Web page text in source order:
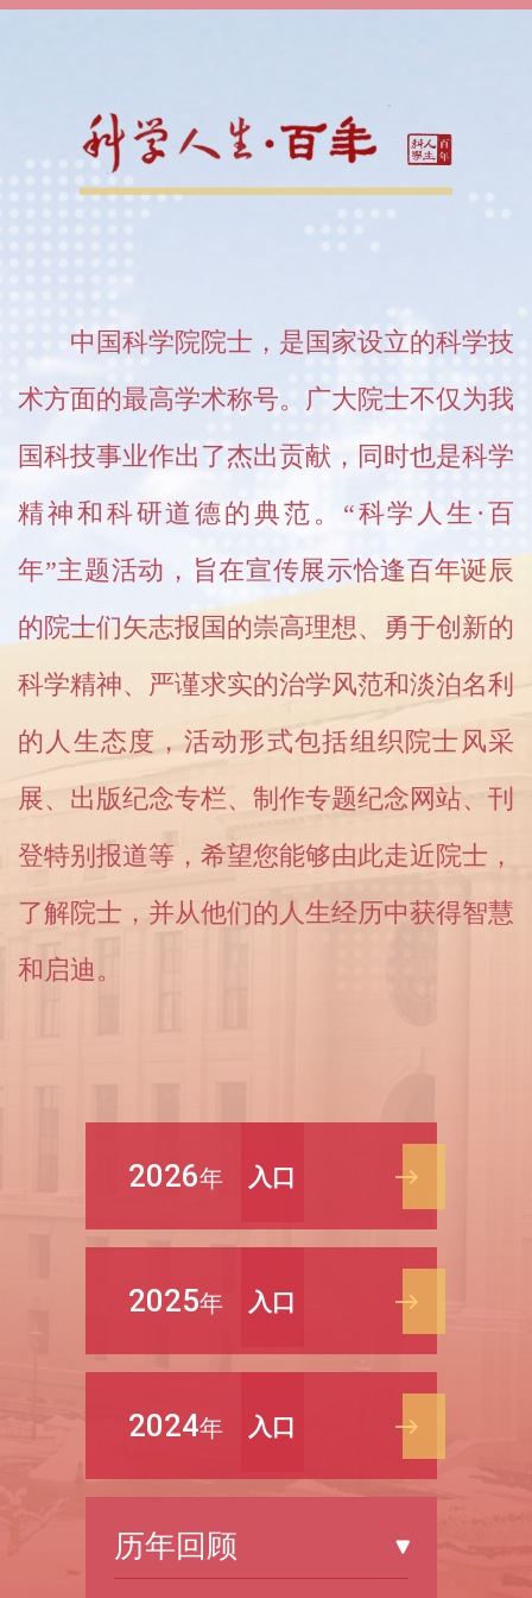
中国科学院院士，是国家设立的科学技
术方面的最高学术称号。广大院士不仅为我
国科技事业作出了杰出贡献，同时也是科学
精神和科研道德的典范。“科学人生·百
年”主题活动，旨在宣传展示恰逢百年诞辰
的院士们矢志报国的崇高理想、勇于创新的
科学精神、严谨求实的治学风范和淡泊名利
的人生态度，活动形式包括组织院士风采
展、出版纪念专栏、制作专题纪念网站、刊
登特别报道等，希望您能够由此走近院士，
了解院士，并从他们的人生经历中获得智慧
和启迪。
2026年 入口
2025年 入口
2024年 入口
历年回顾